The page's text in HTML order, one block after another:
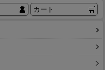
カート